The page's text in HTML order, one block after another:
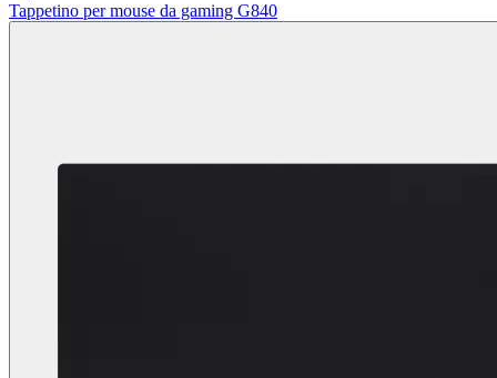
Tappetino per mouse da gaming G840